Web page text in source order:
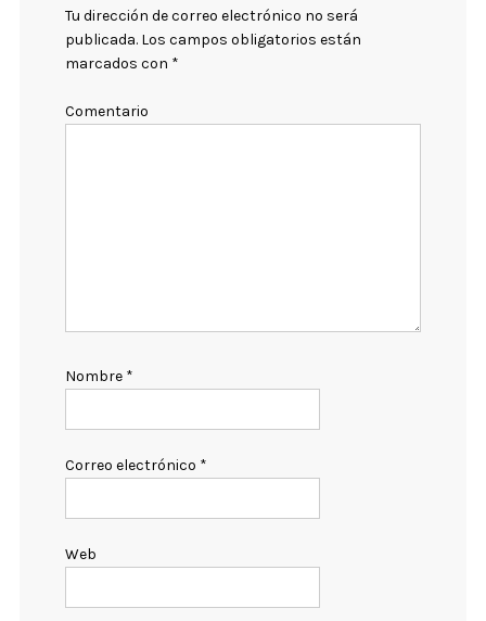
Tu dirección de correo electrónico no será
publicada. Los campos obligatorios están
marcados con *
Comentario
Nombre *
Correo electrónico *
Web